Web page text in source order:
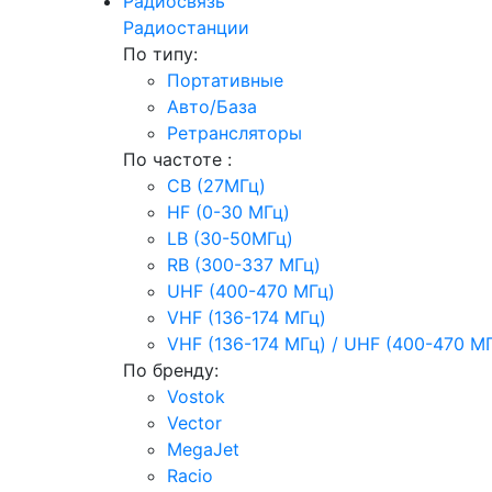
Радиостанции
По типу:
Портативные
Авто/База
Ретрансляторы
По частоте :
CB (27МГц)
HF (0-30 МГц)
LB (30-50МГц)
RB (300-337 МГц)
UHF (400-470 МГц)
VHF (136-174 МГц)
VHF (136-174 МГц) / UHF (400-470
По бренду:
Vostok
Vector
MegaJet
Racio